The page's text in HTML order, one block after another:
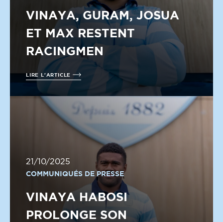
VINAYA, GURAM, JOSUA
ET MAX RESTENT
RACINGMEN
LIRE L'ARTICLE
21/10/2025
COMMUNIQUÉS DE PRESSE
VINAYA HABOSI
PROLONGE SON